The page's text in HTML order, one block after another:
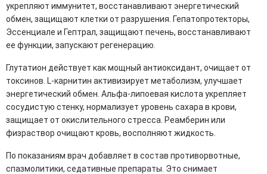
укрепляют иммунитет, восстанавливают энергетический
обмен, защищают клетки от разрушения. Гепатопротекторы,
Эссенциале и Гептрал, защищают печень, восстанавливают
ее функции, запускают регенерацию.
Глутатион действует как мощный антиоксидант, очищает от
токсинов. L-карнитин активизирует метаболизм, улучшает
энергетический обмен. Альфа-липоевая кислота укрепляет
сосудистую стенку, нормализует уровень сахара в крови,
защищает от окислительного стресса. Реамберин или
физраствор очищают кровь, восполняют жидкость.
По показаниям врач добавляет в состав противорвотные,
спазмолитики, седативные препараты. Это снимает